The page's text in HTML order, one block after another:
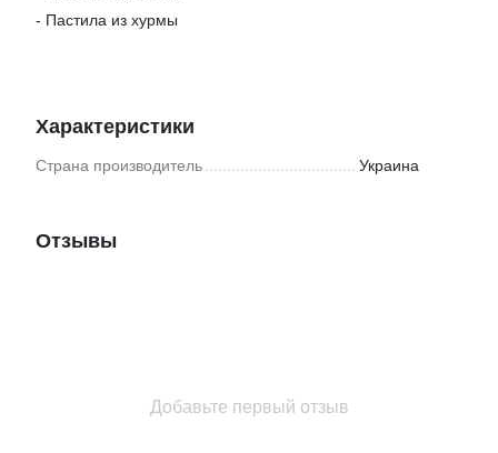
- Пастила из хурмы
Характеристики
Страна производитель Украина
Отзывы
Добавьте первый отзыв